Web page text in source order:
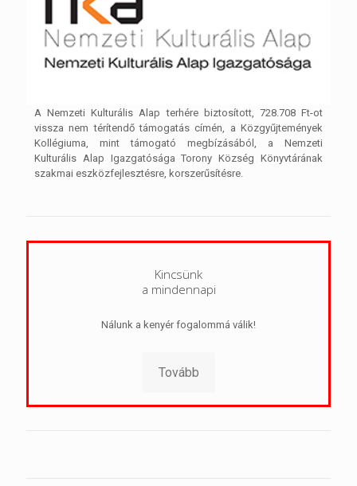
A Nemzeti Kulturális Alap terhére biztosított, 728.708 Ft-ot
vissza nem térítendő támogatás címén, a Közgyűjtemények
Kollégiuma, mint támogató megbízásából, a Nemzeti
Kulturális Alap Igazgatósága Torony Község Könyvtárának
szakmai eszközfejlesztésre, korszerűsítésre.
Kincsünk
a mindennapi
Nálunk a kenyér fogalommá válik!
Tovább